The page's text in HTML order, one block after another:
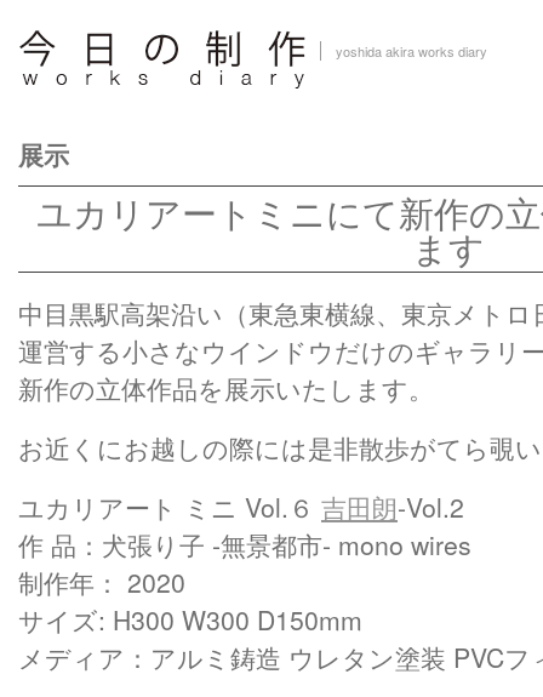
yoshida akira works diary
展示
ユカリアートミニにて新作の
ます
中目黒駅高架沿い（東急東横線、東京メト
運営する小さなウインドウだけのギャラリ
新作の立体作品を展示いたします。
お近くにお越しの際には是非散歩がてら覗
ユカリアート ミニ Vol.６ 吉田朗-Vol.2
作 品：犬張り子 -無景都市- mono wires
制作年： 2020
サイズ: H300 W300 D150mm
メディア：アルミ鋳造 ウレタン塗装 PVCフ